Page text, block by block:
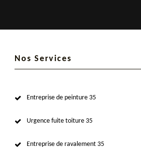
Nos Services
Entreprise de peinture 35
Urgence fuite toiture 35
Entreprise de ravalement 35